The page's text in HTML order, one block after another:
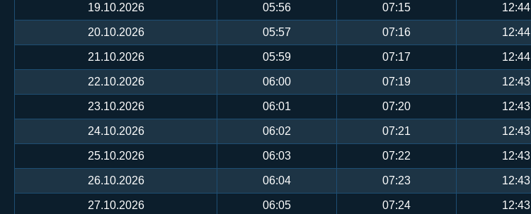
19.10.2026 05:56 07:15 12:44
20.10.2026 05:57 07:16 12:44
21.10.2026 05:59 07:17 12:44
22.10.2026 06:00 07:19 12:43
23.10.2026 06:01 07:20 12:43
24.10.2026 06:02 07:21 12:43
25.10.2026 06:03 07:22 12:43
26.10.2026 06:04 07:23 12:43
27.10.2026 06:05 07:24 12:43